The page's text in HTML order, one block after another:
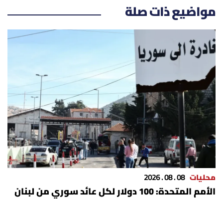
اقرأ تضحك
كاميرا
سجالات
صحّة وصحن
الرياضة
منوّعات
حظّك اليوم
مواضيع ذات صلة
محليات 08 . 08 . 2026
الأمم المتحدة: 100 دولار لكل عائد سوري من لبنان